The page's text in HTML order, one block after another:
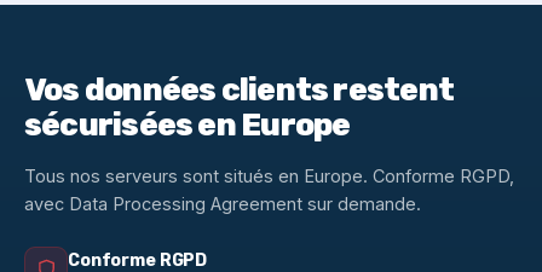
Vos données clients restent
sécurisées en Europe
Tous nos serveurs sont situés en Europe. Conforme RGPD,
avec Data Processing Agreement sur demande.
Conforme RGPD